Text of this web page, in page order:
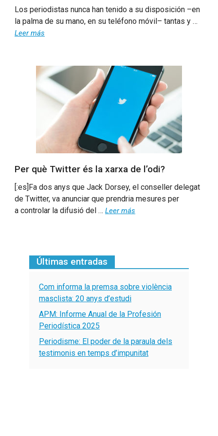
Los periodistas nunca han tenido a su disposición –en
la palma de su mano, en su teléfono móvil– tantas y …
Leer más
Per què Twitter és la xarxa de l’odi?
[:es]Fa dos anys que Jack Dorsey, el conseller delegat
de Twitter, va anunciar que prendria mesures per
a controlar la difusió del … Leer más
Últimas entradas
Com informa la premsa sobre violència
masclista: 20 anys d’estudi
APM: Informe Anual de la Profesión
Periodística 2025
Periodisme: El poder de la paraula dels
testimonis en temps d’impunitat